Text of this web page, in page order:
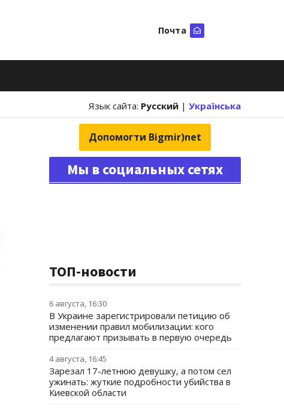
Почта
Язык сайта: Русский | Українська
Допомогти Bigmir)net
Мы в социальных сетях
ТОП-новости
6 августа, 16:30
В Украине зарегистрировали петицию об
изменении правил мобилизации: кого
предлагают призывать в первую очередь
4 августа, 16:45
Зарезал 17-летнюю девушку, а потом сел
ужинать: жуткие подробности убийства в
Киевской области